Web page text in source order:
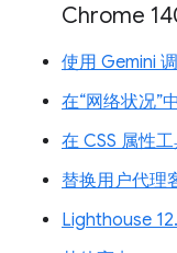
Chrome
使用 Gemini
在“网络状况”
在 CSS 属性
替换用户代理
Lighthouse